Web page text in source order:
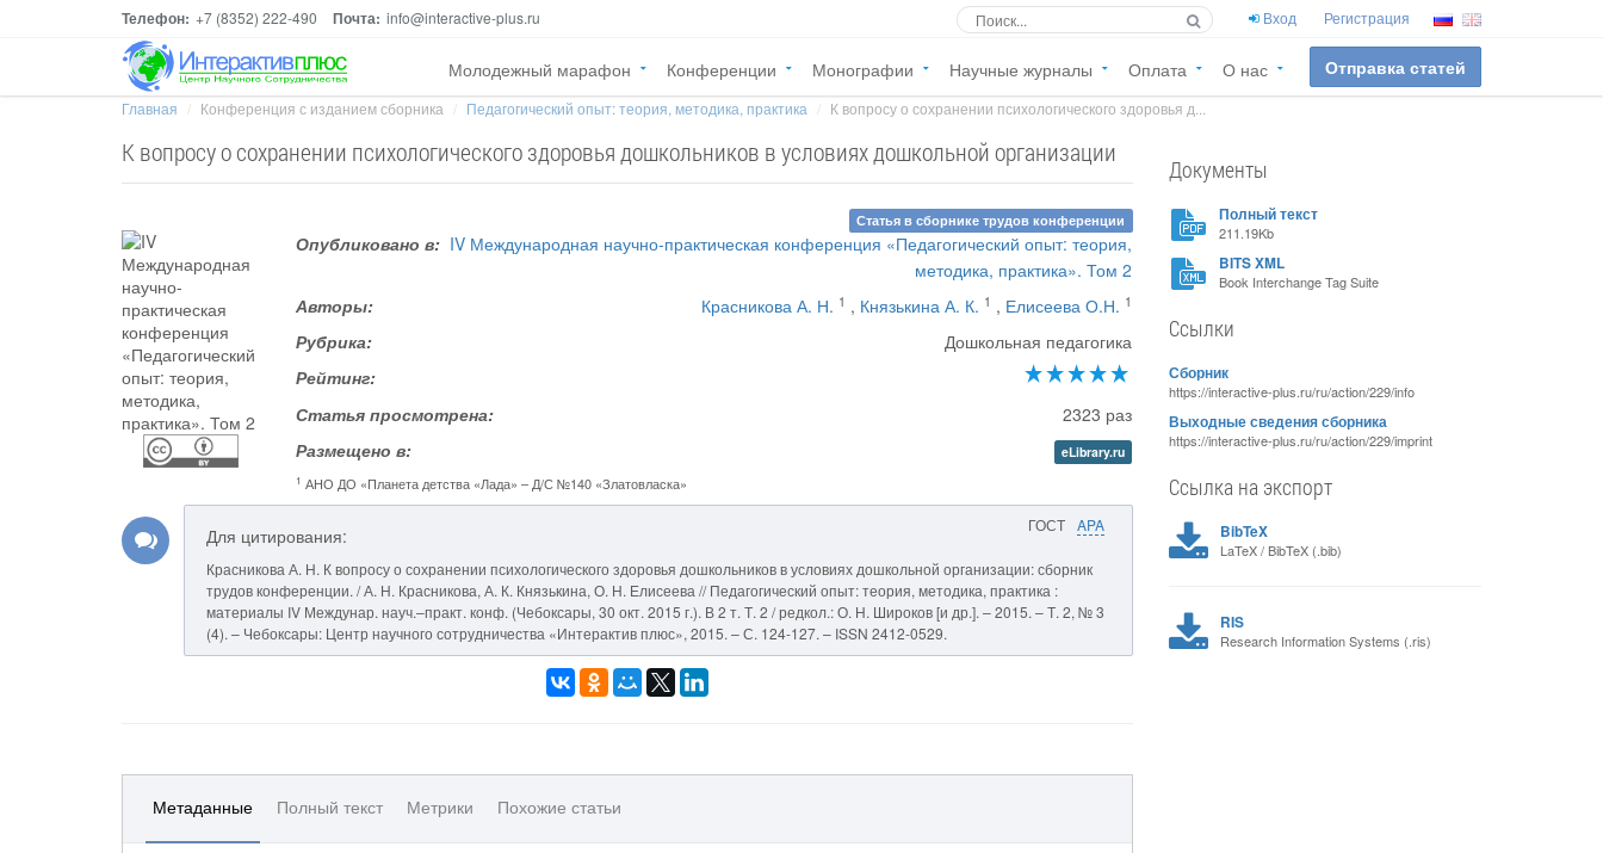
Телефон: +7 (8352) 222-490 Почта: info@interactive-plus.ru Вход Регистрация
Молодежный марафон Конференции Монографии Научные журналы Оплата О нас Отправка статей
Главная Конференция с изданием сборника Педагогический опыт: теория, методика, практика К вопросу о сохранении психологического здоровья д...
К вопросу о сохранении психологического здоровья дошкольников в условиях дошкольной организации
Статья в сборнике трудов конференции
Опубликовано в: IV Международная научно-практическая конференция «Педагогический опыт: теория,
методика, практика». Том 2
Авторы:
Красникова А. Н. 1 , Князькина А. К. 1 , Елисеева О.Н. 1
Рубрика:
Дошкольная педагогика
Рейтинг:
Статья просмотрена:
2323 раз
Размещено в:
eLibrary.ru
1 АНО ДО «Планета детства «Лада» – Д/С №140 «Златовласка»
ГОСТ APA
Для цитирования:
Красникова А. Н. К вопросу о сохранении психологического здоровья дошкольников в условиях дошкольной организации: сборник
трудов конференции. / А. Н. Красникова, А. К. Князькина, О. Н. Елисеева // Педагогический опыт: теория, методика, практика :
материалы IV Междунар. науч.–практ. конф. (Чебоксары, 30 окт. 2015 г.). В 2 т. Т. 2 / редкол.: О. Н. Широков [и др.]. – 2015. – Т. 2, № 3
(4). – Чебоксары: Центр научного сотрудничества «Интерактив плюс», 2015. – С. 124-127. – ISSN 2412-0529.
Метаданные Полный текст Метрики Похожие статьи
Документы
Полный текст
211.19Kb
BITS XML
Book Interchange Tag Suite
Ссылки
Сборник
https://interactive-plus.ru/ru/action/229/info
Выходные сведения сборника
https://interactive-plus.ru/ru/action/229/imprint
Ссылка на экспорт
BibTeX
LaTeX / BibTeX (.bib)
RIS
Research Information Systems (.ris)